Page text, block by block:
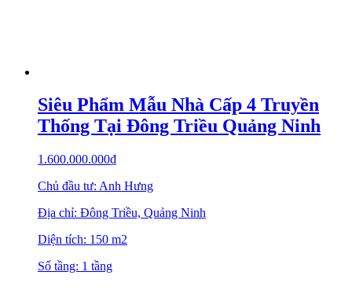
Siêu Phẩm Mẫu Nhà Cấp 4 Truyền
Thống Tại Đông Triều Quảng Ninh
1.600.000.000₫
Chủ đầu tư: Anh Hưng
Địa chỉ: Đông Triều, Quảng Ninh
Diện tích: 150 m2
Số tầng: 1 tầng